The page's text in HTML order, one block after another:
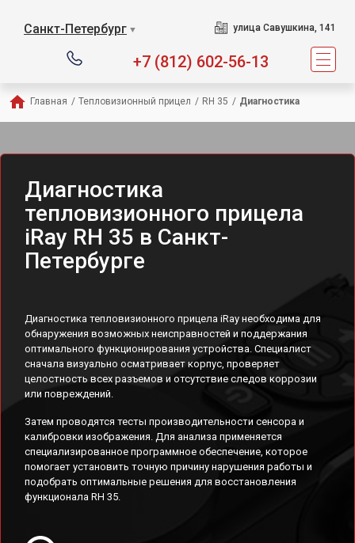
Санкт-Петербург ▼ улица Савушкина, 141
+7 (812) 602-56-13
Главная / Тепловизионный прицел / RH 35 / Диагностика
Диагностика
тепловизионного прицела
iRay RH 35 в Санкт-
Петербурге
Диагностика тепловизионного прицела iRay необходима для
обнаружения возможных неисправностей и поддержания
оптимального функционирования устройства. Специалист
сначала визуально осматривает корпус, проверяет
целостность всех разъемов и отсутствие следов коррозии
или повреждений.
Затем проводятся тесты производительности сенсора и
калибровки изображения. Для анализа применяется
специализированное программное обеспечение, которое
помогает установить точную причину нарушения работы и
подобрать оптимальные решения для восстановления
функционала RH 35.